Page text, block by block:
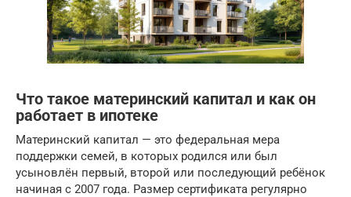
Что такое материнский капитал и как он
работает в ипотеке
Материнский капитал — это федеральная мера
поддержки семей, в которых родился или был
усыновлён первый, второй или последующий ребёнок
начиная с 2007 года. Размер сертификата регулярно